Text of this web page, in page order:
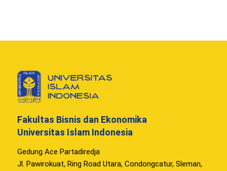
Fakultas Bisnis dan Ekonomika
Universitas Islam Indonesia
Gedung Ace Partadiredja
Jl. Pawirokuat, Ring Road Utara, Condongcatur, Sleman,